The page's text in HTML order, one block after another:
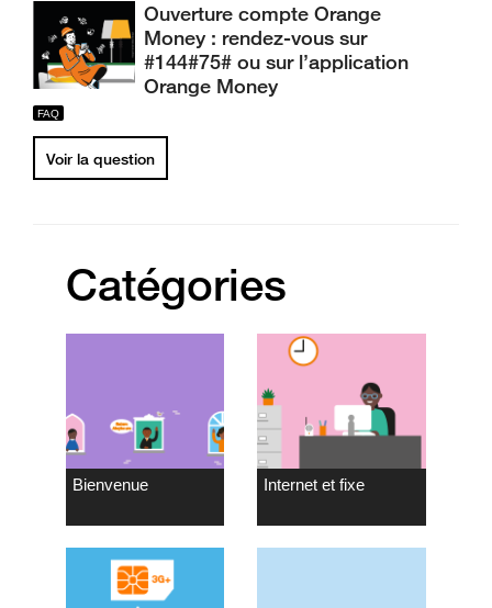
Ouverture compte Orange
Money : rendez-vous sur
#144#75# ou sur l’application
Orange Money
Voir la question
Catégories
Bienvenue Internet et fixe